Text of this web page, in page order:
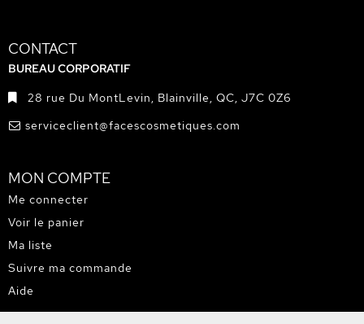
CONTACT
BUREAU CORPORATIF
28 rue Du MontLevin, Blainville, QC, J7C 0Z6
serviceclient@facescosmetiques.com
MON COMPTE
Me connecter
Voir le panier
Ma liste
Suivre ma commande
Aide